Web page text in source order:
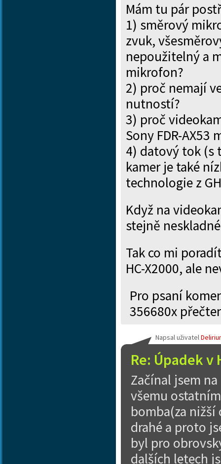
Mám tu pár
1) směrový
zvuk,
nepoužitelný a
mikrofon?
2) proč nemají
nutností?
3) proč
Sony FDR-
4) datový tok (s
kamer je také
technologie z
Když na
stejně
Tak co mi
HC-X2000, ale
Pro psaní
356680x
Re: Úpadek
Napsal uživatel
Začínal jsem
všemu
bomba(za nižší
drahé a proto
byl pro
dalších letech